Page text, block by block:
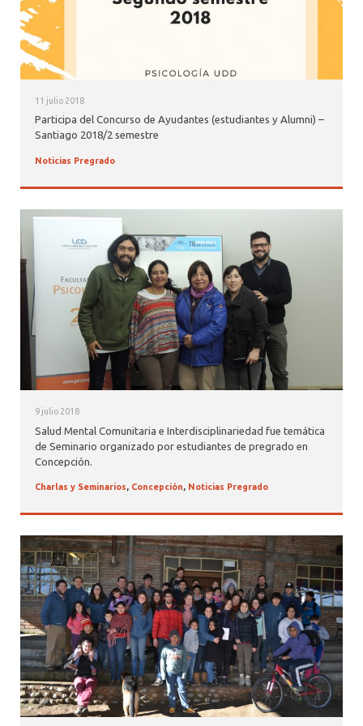
11 julio 2018
Participa del Concurso de Ayudantes (estudiantes y Alumni) –
Santiago 2018/2 semestre
Noticias Pregrado
9 julio 2018
Salud Mental Comunitaria e Interdisciplinariedad fue temática
de Seminario organizado por estudiantes de pregrado en
Concepción.
Charlas y Seminarios, Concepción, Noticias Pregrado